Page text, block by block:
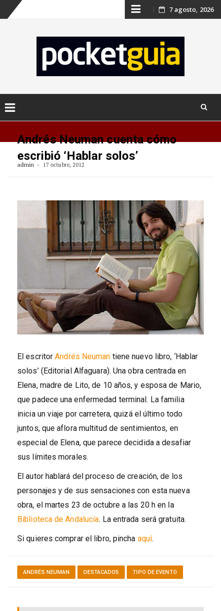
Skip
content
7 agosto, 2026
Andrés Neuman cuenta cómo
escribió ‘Hablar solos’
admin 17 octubre, 2012
El escritorAndrés Neuman tiene nuevo libro, ‘Hablar
solos’ (Editorial Alfaguara). Una obra centrada en
Elena, madre de Lito, de 10 años, y esposa de Mario,
que padece una enfermedad terminal. La familia
inicia un viaje por carretera, quizá el último todo
juntos, que aflora multitud de sentimientos, en
especial de Elena, que parece decidida a desafiar
sus límites morales.
El autor hablará del proceso de creación, de los
personajes y de sus sensaciones con esta nueva
obra, el martes 23 de octubre a las 20 h en la
Biblioteca de Andalucía. La entrada será gratuita.
Si quieres comprar el libro, pincha aquí.
ANDRÉS NEUMAN DESTACADOS TIPO DE EVENTO